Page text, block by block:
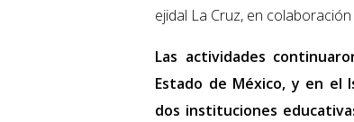
ejidal La Cruz, en
Las actividades
Estado de México, y en el
dos instituciones